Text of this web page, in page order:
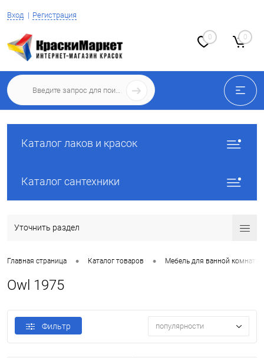
Вход Регистрация
0 0
Каталог лаков и красок
Каталог сантехники
Уточнить раздел
Главная страница • Каталог товаров • Мебель для ванной комнаты
Owl 1975
Фильтр популярности